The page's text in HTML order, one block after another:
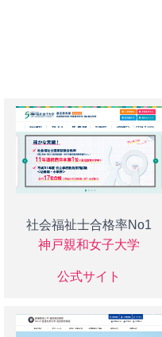
社会福祉士合格率No1
神戸親和女子大学
公式サイト